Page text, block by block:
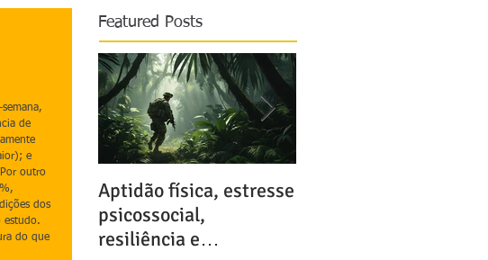
de
e
outro
dos
estudo.
do que
Featured Posts
Aptidão física, estresse
psicossocial,
resiliência e